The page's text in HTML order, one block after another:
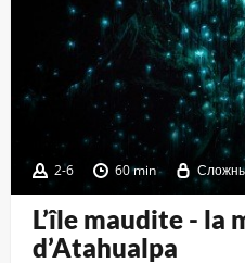
2-6 60 min
L’île maudite - la
d’Atahualpa